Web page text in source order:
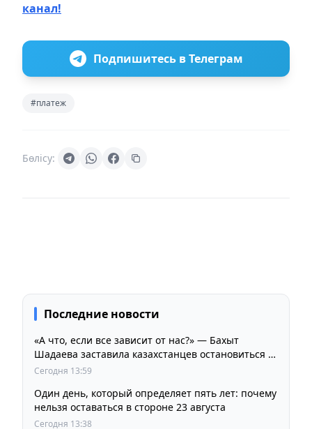
канал!
Подпишитесь в Телеграм
#платеж
Бөлісу:
Последние новости
«А что, если все зависит от нас?» — Бахыт
Шадаева заставила казахстанцев остановиться и
задуматься
Сегодня 13:59
Один день, который определяет пять лет: почему
нельзя оставаться в стороне 23 августа
Сегодня 13:38